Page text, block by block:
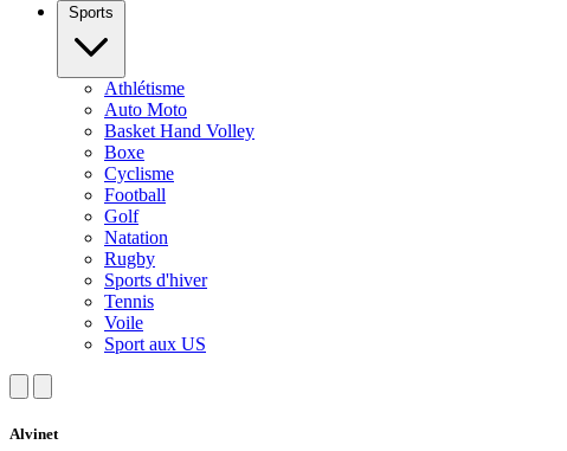
Sports
Athlétisme
Auto Moto
Basket Hand Volley
Boxe
Cyclisme
Football
Golf
Natation
Rugby
Sports d'hiver
Tennis
Voile
Sport aux US
Alvinet